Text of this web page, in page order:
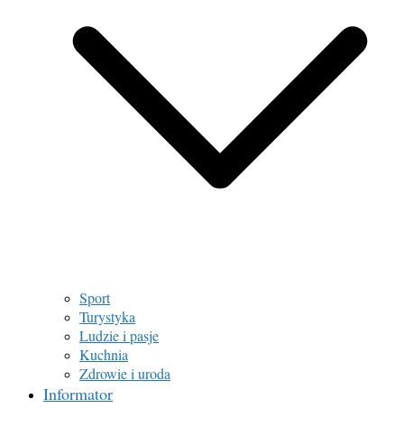
Sport
Turystyka
Ludzie i pasje
Kuchnia
Zdrowie i uroda
Informator